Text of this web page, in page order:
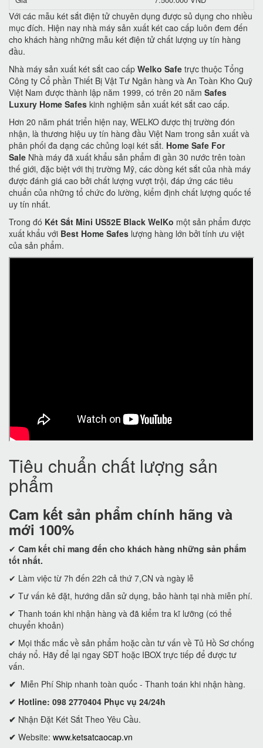
Với các mẫu két sắt điện tử chuyên dụng được sủ dụng cho nhiều
mục đích. Hiện nay nhà máy sản xuất két cao cấp luôn đem đến
cho khách hàng những mẫu két điện tử chất lượng uy tín hàng
đầu.
Nhà máy sản xuất két sắt cao cấp Welko Safe trực thuộc Tổng
Công ty Cổ phần Thiết Bị Vật Tư Ngân hàng và An Toàn Kho Quỹ
Việt Nam được thành lập năm 1999, có trên 20 năm Safes
Luxury Home Safes kinh nghiệm sản xuất két sắt cao cấp.
Hơn 20 năm phát triển hiện nay, WELKO được thị trường đón
nhận, là thương hiệu uy tín hàng đầu Việt Nam trong sản xuất và
phân phối đa dạng các chủng loại két sắt. Home Safe For
Sale Nhà máy đã xuất khẩu sản phẩm đi gần 30 nước trên toàn
thế giới, đặc biệt với thị trường Mỹ, các dòng két sắt của nhà máy
được đánh giá cao bởi chất lượng vượt trội, đáp ứng các tiêu
chuẩn của những tổ chức đo lường, kiểm định chất lượng quốc tế
uy tín nhất.
Trong đó Két Sắt Mini US52E Black WelKo một sản phẩm được
xuất khẩu với Best Home Safes lượng hàng lớn bởi tính ưu việt
của sản phẩm.
Tiêu chuẩn chất lượng sản
phẩm
Cam kết sản phẩm chính hãng và
mới 100%
✔ Cam kết chỉ mang đến cho khách hàng những sản phẩm
tốt nhất.
✔ Làm việc từ 7h đến 22h cả thứ 7,CN và ngày lễ
✔ Tư vấn kê đặt, hướng dẫn sử dụng, bảo hành tại nhà miễn phí.
✔ Thanh toán khi nhận hàng và đã kiểm tra kĩ lưỡng (có thể
chuyển khoản)
✔ Mọi thắc mắc về sản phẩm hoặc cần tư vấn về Tủ Hồ Sơ chống
cháy nổ. Hãy để lại ngay SĐT hoặc IBOX trực tiếp để được tư
vấn.
✔ Miễn Phí Ship nhanh toàn quốc - Thanh toán khi nhận hàng.
✔ Hotline: 098 2770404 Phục vụ 24/24h
✔ Nhận Đặt Két Sắt Theo Yêu Cầu.
✔ Website: www.ketsatcaocap.vn